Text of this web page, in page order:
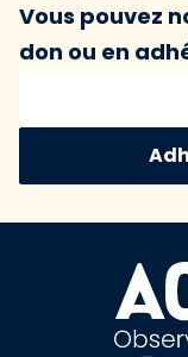
Vous pouvez
don ou en